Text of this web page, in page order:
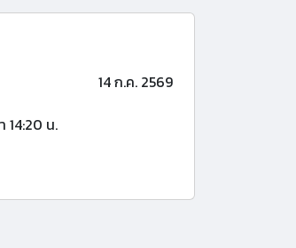
14 ก.ค. 2569
14:20 น.